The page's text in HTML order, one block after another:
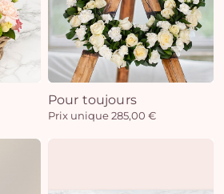
Pour toujours
Prix unique 285,00 €